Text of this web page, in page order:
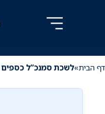
דף הבית»לשכת סמנכ”ל כספים